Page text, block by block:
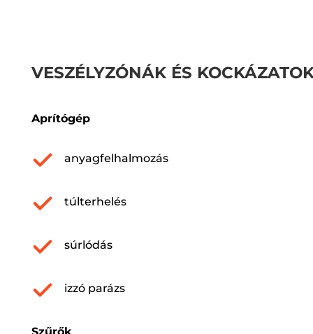
VESZÉLYZÓNÁK ÉS
Aprítógép
anyagfelhalmozás
túlterhelés
súrlódás
izzó parázs